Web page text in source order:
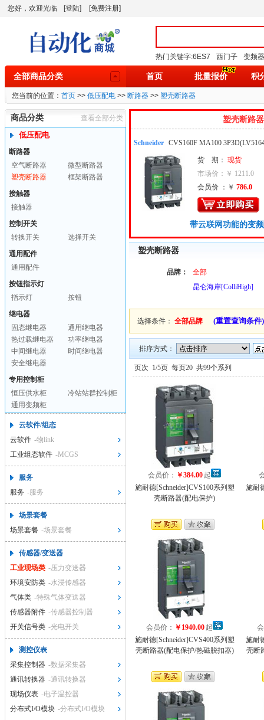
您好，欢迎光临 [登陆] [免费注册]
热门关键字:6ES7 西门子 变频器
全部商品分类 首页 批量报价 积
您当前的位置： 首页 >> 低压配电 >> 断路器 >> 塑壳断路器
塑壳断路器
Schneider CVS160F MA100
型塑壳断路器
货 期： 现货
市场价：￥ 1211.0
会员价 ：￥ 786.0
带云联网功能的变
塑壳断路器
品牌：
全部
昆仑海岸[ColliHigh]
选择条件： 全部品牌 (重置查询条件)
排序方式：
页次 1/5页 每页20 共99个系列
会员价： ￥384.00 起
施耐德[Schneider]CVS100系列塑
壳断路器(配电保护)
施耐
会员价： ￥1940.00 起
施耐德[Schneider]CVS400系列塑
壳断路器(配电保护/热磁脱扣器)
施耐
壳断
查看全部分类
商品分类
低压配电
断路器
空气断路器
微型断路器
塑壳断路器
框架断路器
接触器
接触器
控制开关
转换开关
选择开关
通用配件
通用配件
按钮指示灯
指示灯
按钮
继电器
固态继电器
通用继电器
热过载继电器
功率继电器
中间继电器
时间继电器
安全继电器
专用控制柜
恒压供水柜
冷站站群控制柜
通用变频柜
云软件/组态
云软件 -物link
工业组态软件 -MCGS
服务
服务 -服务
场景套餐
场景套餐 -场景套餐
传感器/变送器
工业现场类 -压力变送器
环境安防类 -水浸传感器
气体类 -特殊气体变送器
传感器附件 -传感器控制器
开关信号类 -光电开关
测控仪表
采集控制器 -数据采集器
通讯转换器 -通讯转换器
现场仪表 -电子温控器
分布式I/O模块 -分布式I/O模块